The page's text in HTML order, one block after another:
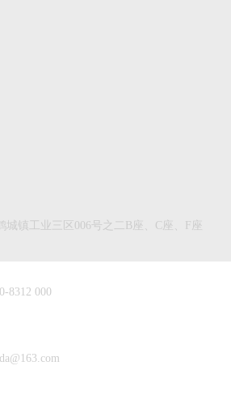
城镇工业三区006号之二B座、C座、F座
8312 000